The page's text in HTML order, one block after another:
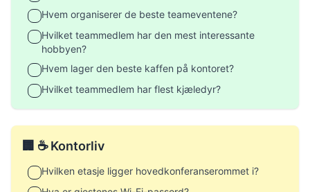
Hvem organiserer de beste teameventene?
Hvilket teammedlem har den mest interessante
hobbyen?
Hvem lager den beste kaffen på kontoret?
Hvilket teammedlem har flest kjæledyr?
🏢 ☕ Kontorliv
Hvilken etasje ligger hovedkonferanserommet i?